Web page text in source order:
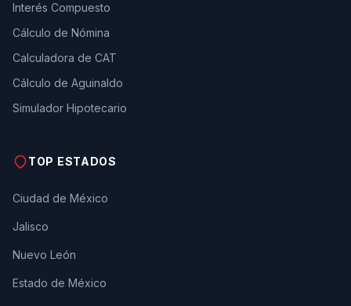
Interés Compuesto
Cálculo de Nómina
Calculadora de CAT
Cálculo de Aguinaldo
Simulador Hipotecario
TOP ESTADOS
Ciudad de México
Jalisco
Nuevo León
Estado de México